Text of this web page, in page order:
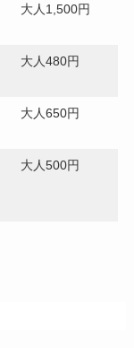
大人1,500円
大人480円
大人650円
大人500円